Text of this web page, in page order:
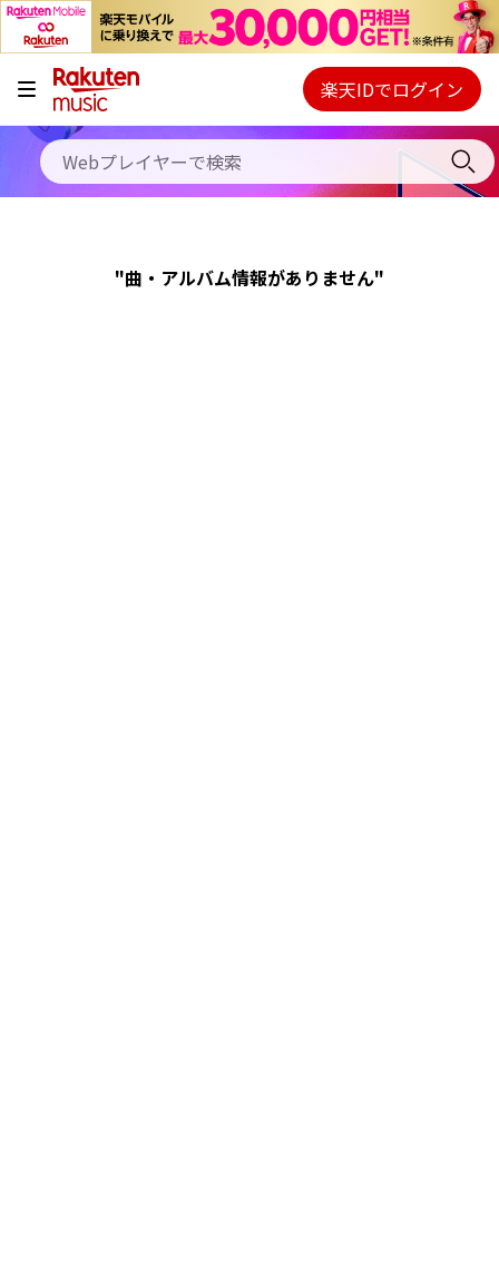
キャンペーン
料金プラン
使い方
初回30日間無料お試し
Webプレイヤー
ご契約内容の確認・変更
楽天IDでログイン
"曲・アルバム情報がありません"